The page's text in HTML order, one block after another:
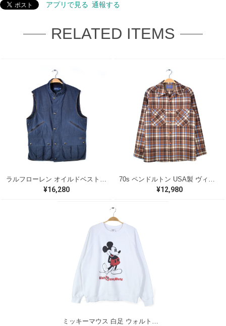
アプリで見る 通報する
RELATED ITEMS
¥16,280 ¥12,980
ミッキーマウス 白足 ウォルトディズニーオフィシャル スウェット ホワイト WALT DISNEY WORLD ウォルトディズニーオフィシャル サイズXL相当 古着 CF0995